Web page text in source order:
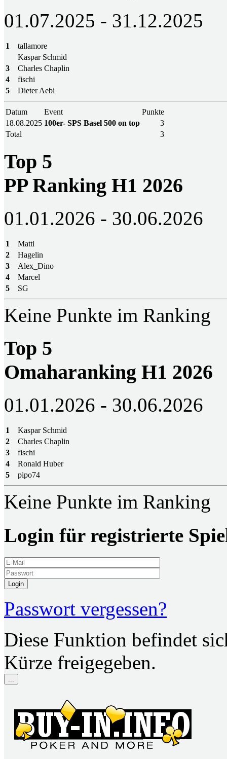
01.07.2025 - 31.12.2025
1
tallamore
Kaspar Schmid
3
Charles Chaplin
4
fischi
5
Dieter Aebi
Datum Event
Punkte
18.08.2025 100er- SPS Basel 500 on top
3
Total
3
Top 5
PP Ranking H1 2026
01.01.2026 - 30.06.2026
1
Matti
2
Hagelin
3
Alex_Dino
4
Marcel
5
SG
Keine Punkte im Ranking
Top 5
Omaharanking H1 2026
01.01.2026 - 30.06.2026
1
Kaspar Schmid
2
Charles Chaplin
3
fischi
4
Ronald Huber
5
pipo74
Keine Punkte im Ranking
Login für registrierte
Login
Passwort vergessen?
Diese Funktion befindet
Kürze freigegeben.
...